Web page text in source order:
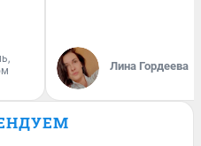
Лина Гордеева